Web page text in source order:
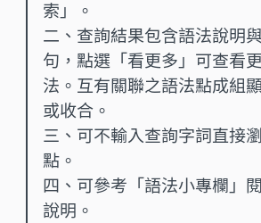
索」。
二、查詢結果包含語法說明
句，點選「看更多」可查看
法。互有關聯之語法點成組
或收合。
三、可不輸入查詢字詞直接
點。
四、可參考「語法小專欄 」
說明。